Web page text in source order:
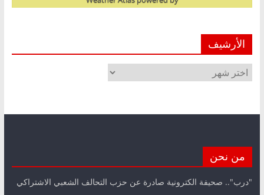
الأرشيف
الأرشيف
من نحن
"درب".. صحيفة الكترونية صادرة عن حزب التحالف الشعبي الاشتراكي